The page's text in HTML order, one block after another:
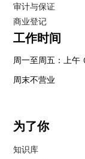
审计与保证
商业登记
工作时间
周一至周五：上
周末不营业
为了你
知识库